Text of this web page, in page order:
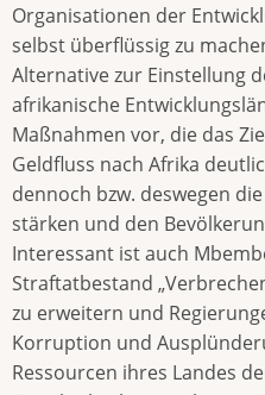
Organisationen der
selbst überflüssig zu
Alternative zur Einstellung
afrikanische
Maßnahmen vor, die das
Geldfluss nach Afrika
dennoch bzw. deswegen
stärken und den
Interessant ist auch
Straftatbestand
zu erweitern und
Korruption und
Ressourcen ihres Landes